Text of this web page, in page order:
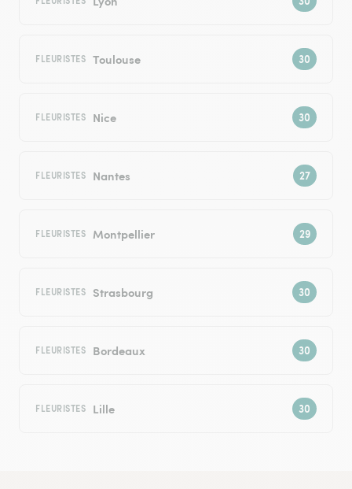
FLEURISTES Toulouse
FLEURISTES Nice
FLEURISTES Nantes
FLEURISTES Montpellier
FLEURISTES Strasbourg
FLEURISTES Bordeaux
FLEURISTES Lille